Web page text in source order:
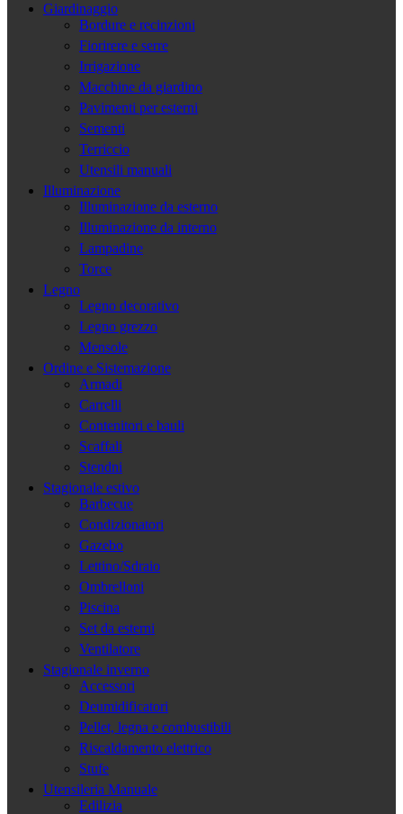
Giardinaggio
Bordure e recinzioni
Fiorirere e serre
Irrigazione
Macchine da giardino
Pavimenti per esterni
Sementi
Terriccio
Utensili manuali
Illuminazione
Illuminazione da esterno
Illuminazione da interno
Lampadine
Torce
Legno
Legno decorativo
Legno grezzo
Mensole
Ordine e Sistemazione
Armadi
Carrelli
Contenitori e bauli
Scaffali
Stendni
Stagionale estivo
Barbecue
Condizionatori
Gazebo
Lettino/Sdraio
Ombrelloni
Piscina
Set da esterni
Ventilatore
Stagionale inverno
Accessori
Deumidificatori
Pellet, legna e combustibili
Riscaldamento elettrico
Stufe
Utensileria Manuale
Edilizia